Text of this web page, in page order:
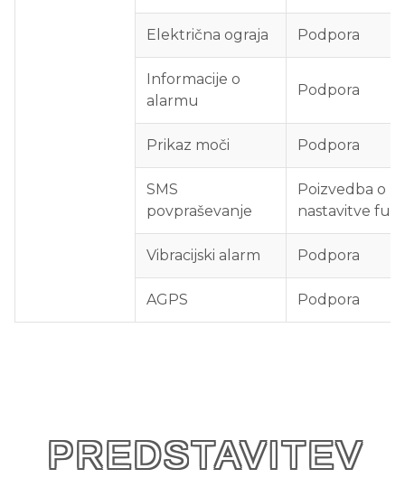
Električna ograja Podpora
Informacije o
alarmu
Podpora
Prikaz moči Podpora
SMS
povpraševanje
Poizvedba o
nastavitve
Vibracijski alarm Podpora
AGPS Podpora
PREDSTAVITEV